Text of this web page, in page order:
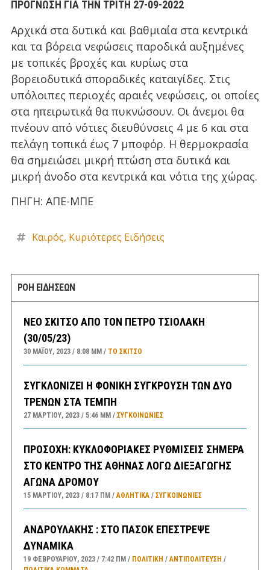
ΠΡΟΓΝΩΣΗ ΓΙΑ ΤΗΝ ΤΡΙΤΗ 27-09-2022
Αρχικά στα δυτικά και βαθμιαία στα κεντρικά
και τα βόρεια νεφώσεις παροδικά αυξημένες
με τοπικές βροχές και κυρίως στα
βορειοδυτικά σποραδικές καταιγίδες. Στις
υπόλοιπες περιοχές αραιές νεφώσεις, οι οποίες
στα ηπειρωτικά θα πυκνώσουν. Οι άνεμοι θα
πνέουν από νότιες διευθύνσεις 4 με 6 και στα
πελάγη τοπικά έως 7 μποφόρ. Η θερμοκρασία
θα σημειώσει μικρή πτώση στα δυτικά και
μικρή άνοδο στα κεντρικά και νότια της χώρας.
ΠΗΓΗ: ΑΠΕ-ΜΠΕ
Καιρός, Κυριότερες Ειδήσεις
ΡΟΗ ΕΙΔΗΣΕΩΝ
ΝΕΟ ΣΚΙΤΣΟ ΑΠΟ ΤΟΝ ΠΕΤΡΟ ΤΣΙΟΛΑΚΗ
(30/05/23)
30 ΜΑΪ́ΟΥ, 2023 8:08 ΜΜ ΤΟ ΣΚΊΤΣΟ
ΣΥΓΚΛΟΝΙΖΕΙ Η ΦΟΝΙΚΗ ΣΥΓΚΡΟΥΣΗ ΤΩΝ ΔΥΟ
ΤΡΕΝΩΝ ΣΤΑ ΤΕΜΠΗ
27 ΜΑΡΤΊΟΥ, 2023 5:46 ΜΜ ΣΥΓΚΟΙΝΩΝΊΕΣ
ΠΡΟΣΟΧΗ: ΚΥΚΛΟΦΟΡΙΑΚΕΣ ΡΥΘΜΙΣΕΙΣ ΣΗΜΕΡΑ
ΣΤΟ ΚΕΝΤΡΟ ΤΗΣ ΑΘΗΝΑΣ ΛΟΓΩ ΔΙΕΞΑΓΩΓΗΣ
ΑΓΩΝΑ ΔΡΟΜΟΥ
15 ΜΑΡΤΊΟΥ, 2023 8:17 ΠΜ ΑΘΛΗΤΙΚΑ/ ΣΥΓΚΟΙΝΩΝΊΕΣ
ΑΝΔΡΟΥΛΑΚΗΣ : ΣΤΟ ΠΑΣΟΚ ΕΠΕΣΤΡΕΨΕ
ΔΥΝΑΜΙΚΑ
19 ΦΕΒΡΟΥΑΡΊΟΥ, 2023 7:42 ΠΜ ΠΟΛΙΤΙΚΗ / ΑΝΤΙΠΟΛΊΤΕΥΣΗ /